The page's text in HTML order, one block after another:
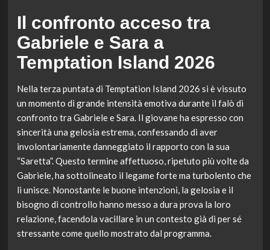
Il confronto acceso tra
Gabriele e Sara a
Temptation Island 2026
Nella terza puntata di Temptation Island 2026 si è vissuto
un momento di grande intensità emotiva durante il falò di
confronto tra Gabriele e Sara. Il giovane ha espresso con
sincerità una gelosia estrema, confessando di aver
involontariamente danneggiato il rapporto con la sua
“Saretta”. Questo termine affettuoso, ripetuto più volte da
Gabriele, ha sottolineato il legame forte ma turbolento che
li unisce. Nonostante le buone intenzioni, la gelosia e il
bisogno di controllo hanno messo a dura prova la loro
relazione, facendola vacillare in un contesto già di per sé
stressante come quello mostrato dal programma.